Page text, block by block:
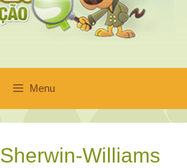
Menu
Williams